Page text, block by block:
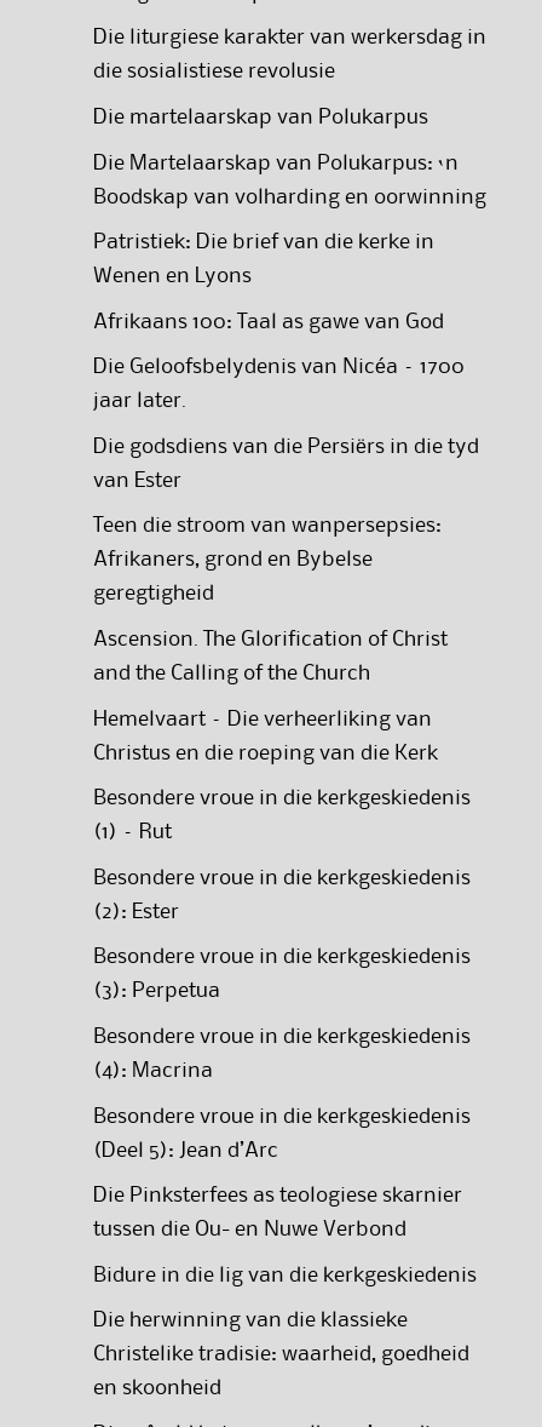
Die liturgiese karakter van werkersdag in
die sosialistiese revolusie
Die martelaarskap van Polukarpus
Die Martelaarskap van Polukarpus: ‘n
Boodskap van volharding en oorwinning
Patristiek: Die brief van die kerke in
Wenen en Lyons
Afrikaans 100: Taal as gawe van God
Die Geloofsbelydenis van Nicéa – 1700
jaar later.
Die godsdiens van die Persiërs in die tyd
van Ester
Teen die stroom van wanpersepsies:
Afrikaners, grond en Bybelse
geregtigheid
Ascension. The Glorification of Christ
and the Calling of the Church
Hemelvaart – Die verheerliking van
Christus en die roeping van die Kerk
Besondere vroue in die kerkgeskiedenis
(1) – Rut
Besondere vroue in die kerkgeskiedenis
(2): Ester
Besondere vroue in die kerkgeskiedenis
(3): Perpetua
Besondere vroue in die kerkgeskiedenis
(4): Macrina
Besondere vroue in die kerkgeskiedenis
(Deel 5): Jean d’Arc
Die Pinksterfees as teologiese skarnier
tussen die Ou- en Nuwe Verbond
Bidure in die lig van die kerkgeskiedenis
Die herwinning van die klassieke
Christelike tradisie: waarheid, goedheid
en skoonheid